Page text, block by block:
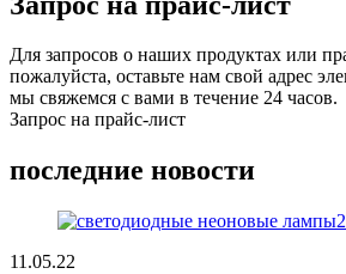
Для запросов о наших продуктах или
пожалуйста, оставьте нам свой адрес
мы свяжемся с вами в течение 24 часов.
Запрос на прайс-лист
последние новости
11.05.22